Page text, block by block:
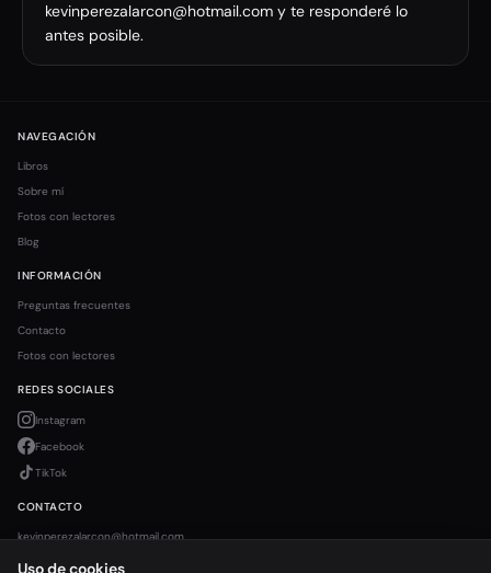
kevinperezalarcon@hotmail.com y te responderé lo
antes posible.
NAVEGACIÓN
Libros
Sobre mí
Fotos con lectores
Blog
INFORMACIÓN
Preguntas frecuentes
Contacto
Fotos con lectores
REDES SOCIALES
Instagram
Facebook
TikTok
CONTACTO
kevinperezalarcon@hotmail.com
Uso de cookies